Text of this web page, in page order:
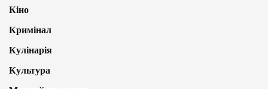
Кіно
Кримінал
Кулінарія
Культура